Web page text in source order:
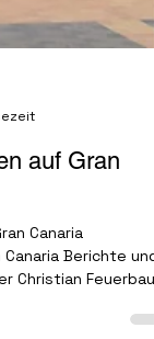
auf Gran